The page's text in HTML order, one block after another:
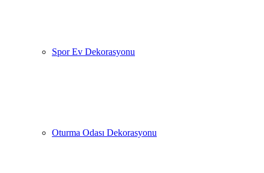
Spor Ev Dekorasyonu
Oturma Odası Dekorasyonu